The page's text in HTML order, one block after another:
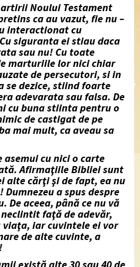
Noului Testament
ca au vazut, fie nu –
interactionat cu
siguranta ei stiau daca
sau nu! Cu toate
marturiile lor nici chiar
de persecutori, si in
se dezice, stiind foarte
adevarata sau falsa. De
cu buna stiinta pentru o
de castigat de pe
mai mult, ca aveau sa
cu nici o carte
Afirmaţiile Bibliei sunt
alte cărţi şi de fapt, ea nu
! Dumnezeu a spus despre
De aceea, până ce nu vă
faţă de adevăr,
viaţa, iar cuvintele ei vor
de alte cuvinte, a